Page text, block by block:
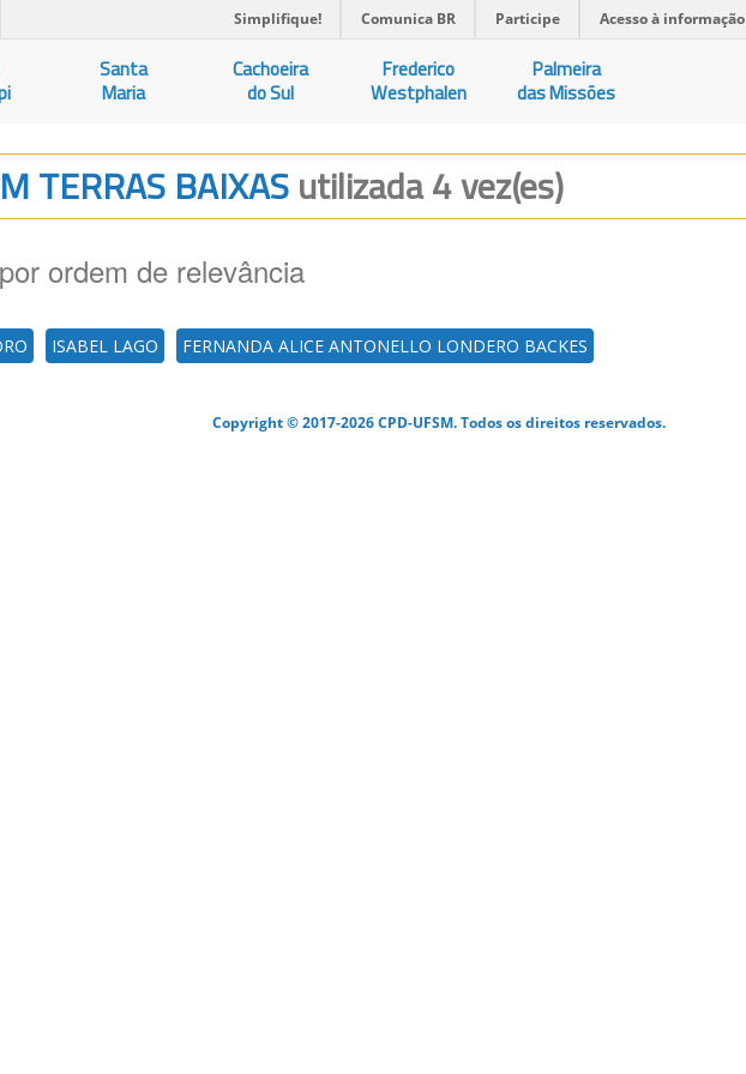
Simplifique! Comunica BR Participe Acesso à informação
Santa
Maria
Cachoeira
do Sul
Frederico
Westphalen
Palmeira
das Missões
TERRAS BAIXASutilizada 4 vez(es)
ordem de relevância
ISABEL LAGO FERNANDA ALICE ANTONELLO LONDERO BACKES
Copyright © 2017-2026 CPD-UFSM. Todos os direitos reservados.